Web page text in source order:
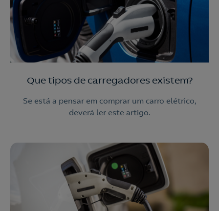
Que tipos de carregadores existem?
Se está a pensar em comprar um carro elétrico,
deverá ler este artigo.